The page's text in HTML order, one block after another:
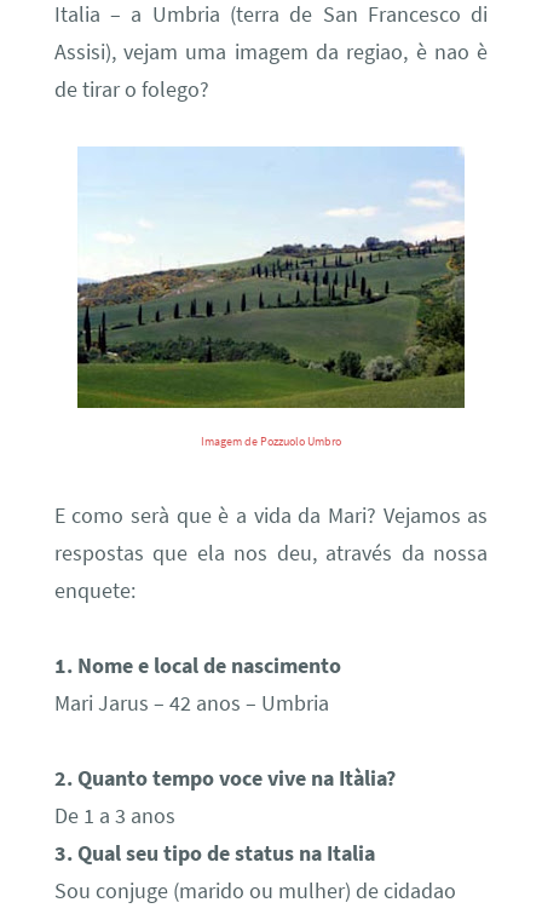
Italia – a Umbria (terra de San Francesco di
Assisi), vejam uma imagem da regiao, è nao è
de tirar o folego?
Imagem de Pozzuolo Umbro
E como serà que è a vida da Mari? Vejamos as
respostas que ela nos deu, através da nossa
enquete:
1. Nome e local de nascimento
Mari Jarus – 42 anos – Umbria
2. Quanto tempo voce vive na Itàlia?
De 1 a 3 anos
3. Qual seu tipo de status na Italia
Sou conjuge (marido ou mulher) de cidadao